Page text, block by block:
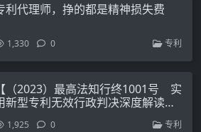
利代理师，挣的都是精神损失费
1,330 0 专利
【（2023）最高法知行终1001号 实
新型专利无效行政判决深度解读报
1,925 0 专利